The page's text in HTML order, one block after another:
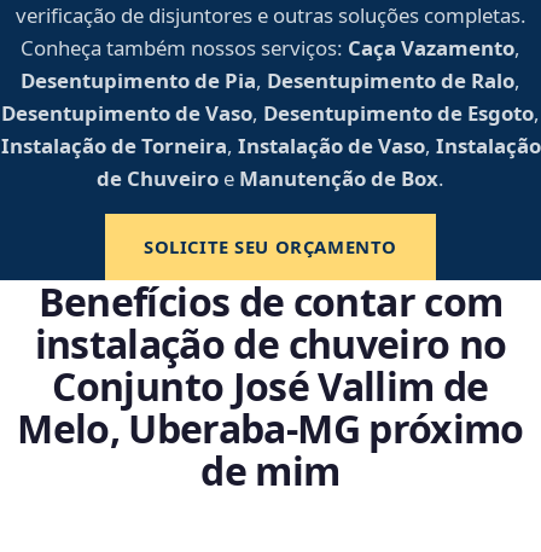
verificação de disjuntores e outras soluções completas.
Conheça também nossos serviços: Caça Vazamento,
Desentupimento de Pia, Desentupimento de Ralo,
Desentupimento de Vaso, Desentupimento de Esgoto,
Instalação de Torneira, Instalação de Vaso, Instalação
de Chuveiro e Manutenção de Box.
SOLICITE SEU ORÇAMENTO
Benefícios de contar com
instalação de chuveiro no
Conjunto José Vallim de
Melo, Uberaba‑MG próximo
de mim